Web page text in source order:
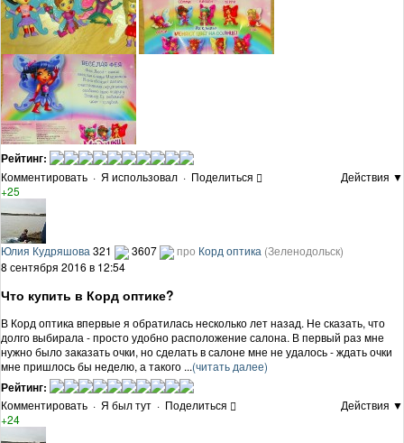
Рейтинг:
Комментировать · Я использовал · Поделиться
Действия ▼
+25
Юлия Кудряшова 321 3607 про Корд оптика (Зеленодольск)
8 сентября 2016 в 12:54
Что купить в Корд оптике?
В Корд оптика впервые я обратилась несколько лет назад. Не сказать, что
долго выбирала - просто удобно расположение салона. В первый раз мне
нужно было заказать очки, но сделать в салоне мне не удалось - ждать очки
мне пришлось бы неделю, а такого ...(читать далее)
Рейтинг:
Комментировать · Я был тут · Поделиться
Действия ▼
+24